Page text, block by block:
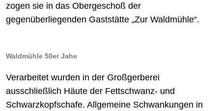
zogen sie in das Obergeschoß der
gegenüberliegenden Gaststätte „Zur Waldmühle“.
Waldmühle 50er Jahe
Verarbeitet wurden in der Großgerberei
ausschließlich Häute der Fettschwanz- und
Schwarzkopfschafe. Allgemeine Schwankungen in